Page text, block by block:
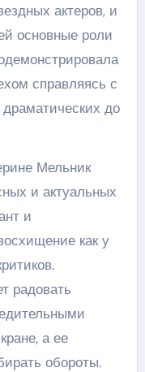
актеров, и
основные роли
справляясь с
до
Мельник
и актуальных
и
как у
радовать
а ее
обороты.